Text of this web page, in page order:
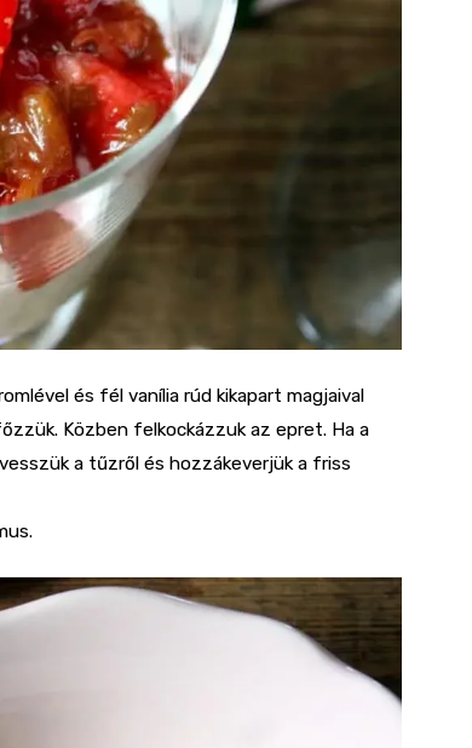
és fél vanília rúd kikapart magjaival
Közben felkockázzuk az epret. Ha a
a tűzről és hozzákeverjük a friss